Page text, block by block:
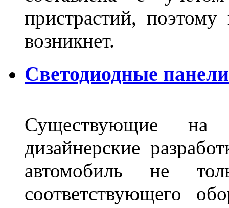
пристрастий,
возникнет.
Светодиодные
Существующие
дизайнерские
автомобиль не
соответствующего